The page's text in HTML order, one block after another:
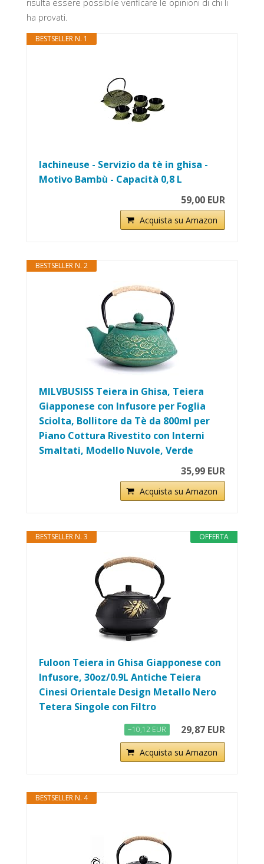
risulta essere possibile verificare le opinioni di chi li
ha provati.
BESTSELLER N. 1
lachineuse - Servizio da tè in ghisa -
Motivo Bambù - Capacità 0,8 L
59,00 EUR
Acquista su Amazon
BESTSELLER N. 2
MILVBUSISS Teiera in Ghisa, Teiera
Giapponese con Infusore per Foglia
Sciolta, Bollitore da Tè da 800ml per
Piano Cottura Rivestito con Interni
Smaltati, Modello Nuvole, Verde
35,99 EUR
Acquista su Amazon
OFFERTA
BESTSELLER N. 3
Fuloon Teiera in Ghisa Giapponese con
Infusore, 30oz/0.9L Antiche Teiera
Cinesi Orientale Design Metallo Nero
Tetera Singole con Filtro
−10,12 EUR 29,87 EUR
Acquista su Amazon
BESTSELLER N. 4